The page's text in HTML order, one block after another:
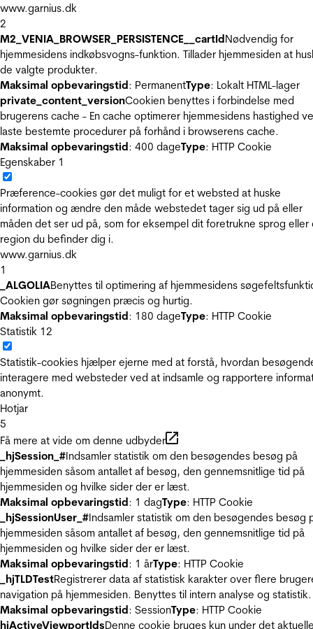
www.garnius.dk
2
M2_VENIA_BROWSER_PERSISTENCE__cartIdNødvendig for
hjemmesidens indkøbsvogns-funktion. Tillader hjemmesiden at
de valgte produkter.
Maksimal opbevaringstid: PermanentType: Lokalt HTML-lager
private_content_versionCookien benyttes i forbindelse med
brugerens cache - En cache optimerer hjemmesidens hastighed
laste bestemte procedurer på forhånd i browserens cache.
Maksimal opbevaringstid: 400 dageType: HTTP Cookie
Egenskaber 1
Præference-cookies gør det muligt for et websted at huske
information og ændre den måde webstedet tager sig ud på eller
måden det ser ud på, som for eksempel dit foretrukne sprog eller
region du befinder dig i.
www.garnius.dk
1
_ALGOLIABenyttes til optimering af hjemmesidens
Cookien gør søgningen præcis og hurtig.
Maksimal opbevaringstid: 180 dageType: HTTP Cookie
Statistik 12
Statistik-cookies hjælper ejerne med at forstå, hvordan
interagere med websteder ved at indsamle og rapportere
anonymt.
Hotjar
5
Få mere at vide om denne udbyder
_hjSession_#Indsamler statistik om den besøgendes besøg på
hjemmesiden såsom antallet af besøg, den gennemsnitlige tid på
hjemmesiden og hvilke sider der er læst.
Maksimal opbevaringstid: 1 dagType: HTTP Cookie
_hjSessionUser_#Indsamler statistik om den besøgendes besøg
hjemmesiden såsom antallet af besøg, den gennemsnitlige tid på
hjemmesiden og hvilke sider der er læst.
Maksimal opbevaringstid: 1 årType: HTTP Cookie
_hjTLDTestRegistrerer data af statistisk karakter over flere
navigation på hjemmesiden. Benyttes til intern analyse og statistik.
Maksimal opbevaringstid: SessionType: HTTP Cookie
hjActiveViewportIdsDenne cookie bruges kun under det